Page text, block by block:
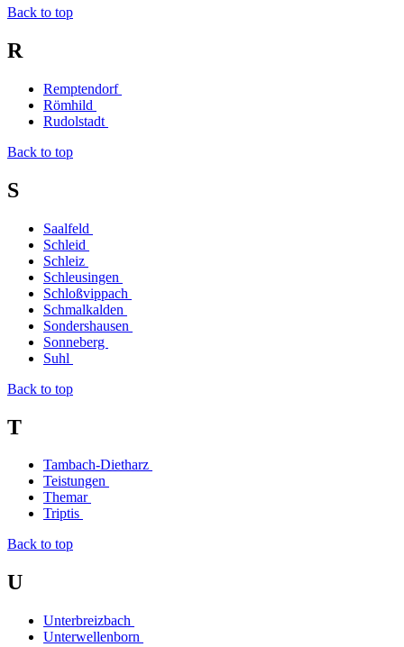
Back to top
R
Remptendorf
Römhild
Rudolstadt
Back to top
S
Saalfeld
Schleid
Schleiz
Schleusingen
Schloßvippach
Schmalkalden
Sondershausen
Sonneberg
Suhl
Back to top
T
Tambach-Dietharz
Teistungen
Themar
Triptis
Back to top
U
Unterbreizbach
Unterwellenborn